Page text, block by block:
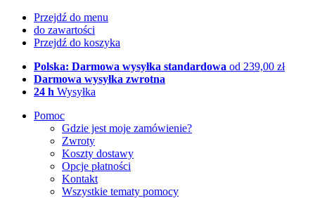
Przejdź do menu
do zawartości
Przejdź do koszyka
Polska: Darmowa wysyłka standardowa od 239,00 zł
Darmowa wysyłka zwrotna
24 h Wysyłka
Pomoc
Gdzie jest moje zamówienie?
Zwroty
Koszty dostawy
Opcje płatności
Kontakt
Wszystkie tematy pomocy